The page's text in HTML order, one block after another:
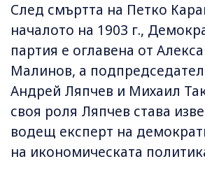
След смъртта на Петко
началото на 1903 г.,
партия е оглавена от
Малинов, а
Андрей Ляпчев и Михаил
своя роля Ляпчев става
водещ експерт на
на икономическата